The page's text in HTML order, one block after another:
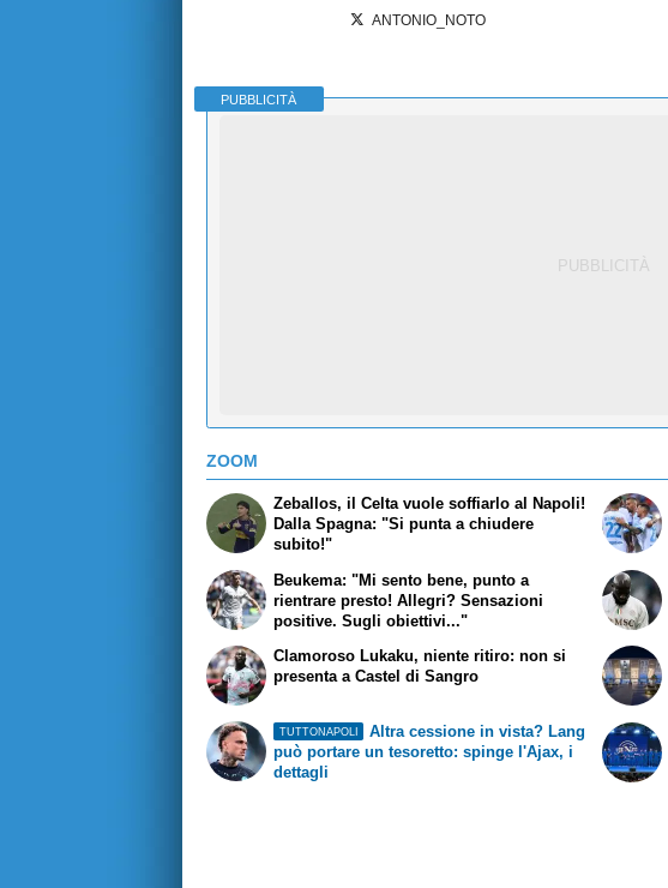
ANTONIO_NOTO
PUBBLICITÀ
ZOOM
Zeballos, il Celta vuole soffiarlo al Napoli!
Dalla Spagna: "Si punta a chiudere
subito!"
Beukema: "Mi sento bene, punto a
rientrare presto! Allegri? Sensazioni
positive. Sugli obiettivi..."
Clamoroso Lukaku, niente ritiro: non si
presenta a Castel di Sangro
TUTTONAPOLI
Altra cessione in vista? Lang
può portare un tesoretto: spinge l'Ajax, i
dettagli